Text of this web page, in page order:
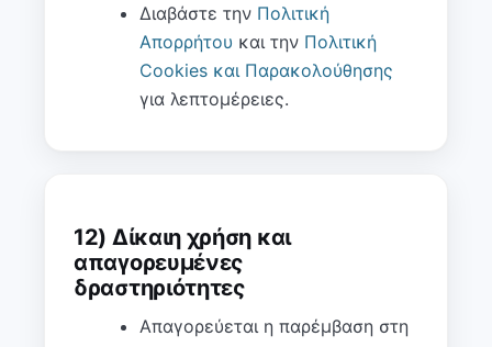
Διαβάστε την Πολιτική
Απορρήτου και την Πολιτική
Cookies και Παρακολούθησης
για λεπτομέρειες.
12) Δίκαιη χρήση και
απαγορευμένες
δραστηριότητες
Απαγορεύεται η παρέμβαση στη